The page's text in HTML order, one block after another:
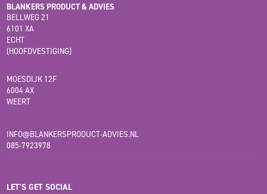
BLANKERS PRODUCT & ADVIES
BELLWEG 21
6101 XA
ECHT
(HOOFDVESTIGING)
MOESDIJK 12F
6004 AX
WEERT
INFO@BLANKERSPRODUCT-ADVIES.NL
085-7923978
LET'S GET SOCIAL